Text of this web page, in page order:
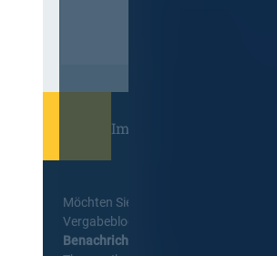
Immer informiert
Möchten Sie keine Neuigkeiten aus dem
Vergabeblog verpassen? Per
Benachrichtigung